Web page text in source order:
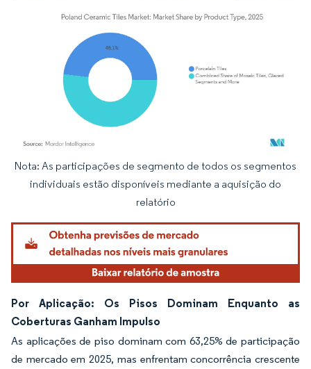
Imagem © Mordor Intelligence. O reuso requer atribuição conforme CC BY 4.0.
Nota: As participações de segmento de todos os segmentos
individuais estão disponíveis mediante a aquisição do
relatório
Por Aplicação: Os Pisos Dominam Enquanto as
Coberturas Ganham Impulso
As aplicações de piso dominam com 63,25% de participação
de mercado em 2025, mas enfrentam concorrência crescente